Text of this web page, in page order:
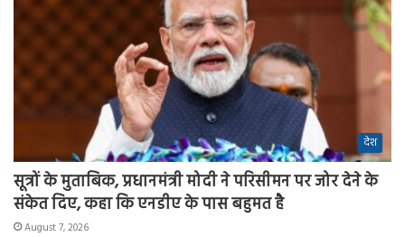
देश
सूत्रों के मुताबिक, प्रधानमंत्री मोदी ने परिसीमन पर जोर देने के
संकेत दिए, कहा कि एनडीए के पास बहुमत है
August 7, 2026